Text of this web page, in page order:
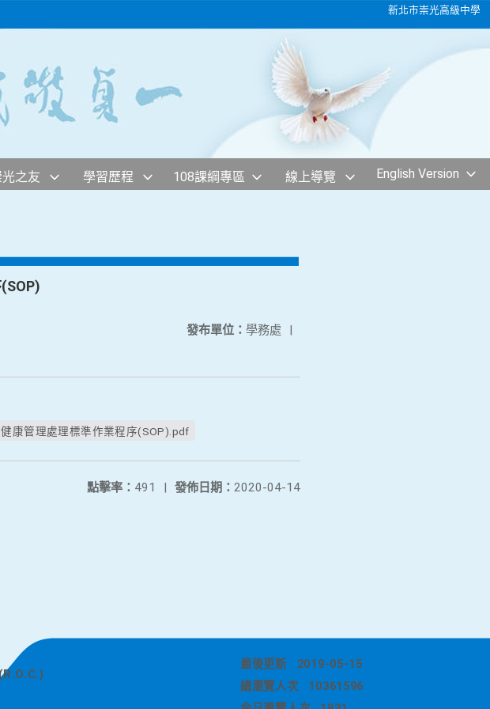
新北市崇光高級中學
光之友 學習歷程 108課綱專區 線上導覽 English Version
發布單位： 學務處 |
康管理處理標準作業程序(SOP).pdf
發佈日期： 2020-04-14
點擊率： 491 |
最後更新
2019-05-15
總瀏覽人次
10361596